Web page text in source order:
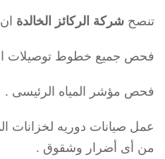
تنصح شركة الركائز الخالدة
فحص جميع خطوط توصيلات
فحص مؤشر المياه الرئيسى .
عمل صيانات دوريه لخزانات
من أى أضرار وشقوق .